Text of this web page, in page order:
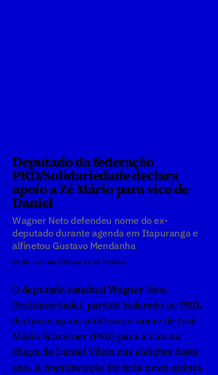
Deputado da federação
PRD/Solidariedade declara
apoio a Zé Mário para vice de
Daniel
Wagner Neto defendeu nome do ex-
deputado durante agenda em Itapuranga e
alfinetou Gustavo Mendanha
29 de maio de 2026 às 17:24·Política
O deputado estadual Wagner Neto
(Solidariedade), partido federado ao PRD,
declarou apoio público ao nome de José
Mário Schreiner (PSD) para a vice na
chapa de Daniel Vilela nas eleições deste
ano. A manifestação foi feita nesta quinta-